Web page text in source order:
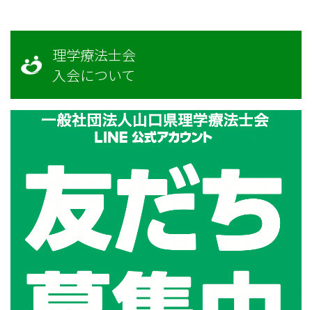
理学療法士会
入会について